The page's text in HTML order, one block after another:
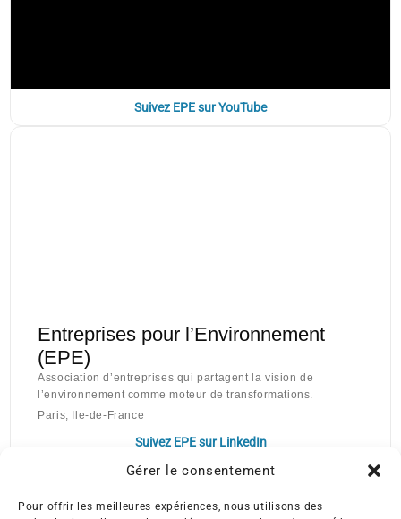
Gérer le consentement
Pour offrir les meilleures expériences, nous utilisons des
Suivez EPE sur YouTube
Entreprises pour l’Environnement
(EPE)
Association d’entreprises qui partagent la vision de
l’environnement comme moteur de transformations.
Paris, Ile-de-France
Suivez EPE sur LinkedIn